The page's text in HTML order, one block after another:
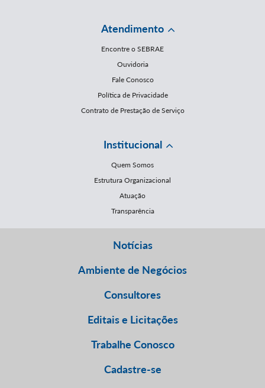
Atendimento
Encontre o SEBRAE
Ouvidoria
Fale Conosco
Política de Privacidade
Contrato de Prestação de Serviço
Institucional
Quem Somos
Estrutura Organizacional
Atuação
Transparência
Notícias
Ambiente de Negócios
Consultores
Editais e Licitações
Trabalhe Conosco
Cadastre-se